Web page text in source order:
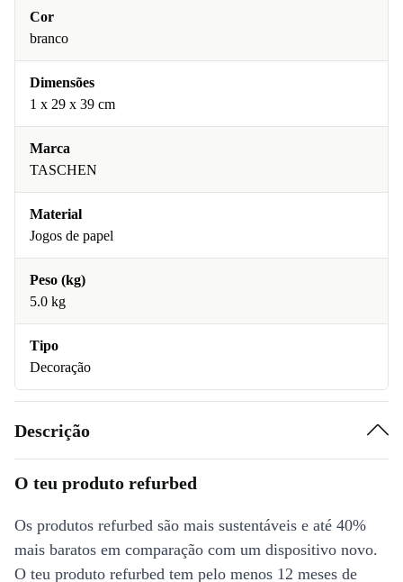
Cor
branco
Dimensões
1 x 29 x 39 cm
Marca
TASCHEN
Material
Jogos de papel
Peso (kg)
5.0 kg
Tipo
Decoração
Descrição
O teu produto refurbed
Os produtos refurbed são mais sustentáveis e até 40%
mais baratos em comparação com um dispositivo novo.
O teu produto refurbed tem pelo menos 12 meses de